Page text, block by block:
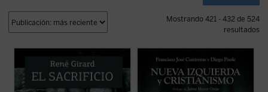
Mostrando 421 - 432 de 524
resultados
humana. El griego queda a oscuras, los
vedas se acercan a su desvelamiento, pero
sólo el cristianismo lo pone en evidencia y
lo desamortiza. Y, con esta acción
La tesis central de este libro es que la
siglo XX en su programa clásico (el
socialismo), ha sustituido en el XXI la
revolución socio-económica por la moral-